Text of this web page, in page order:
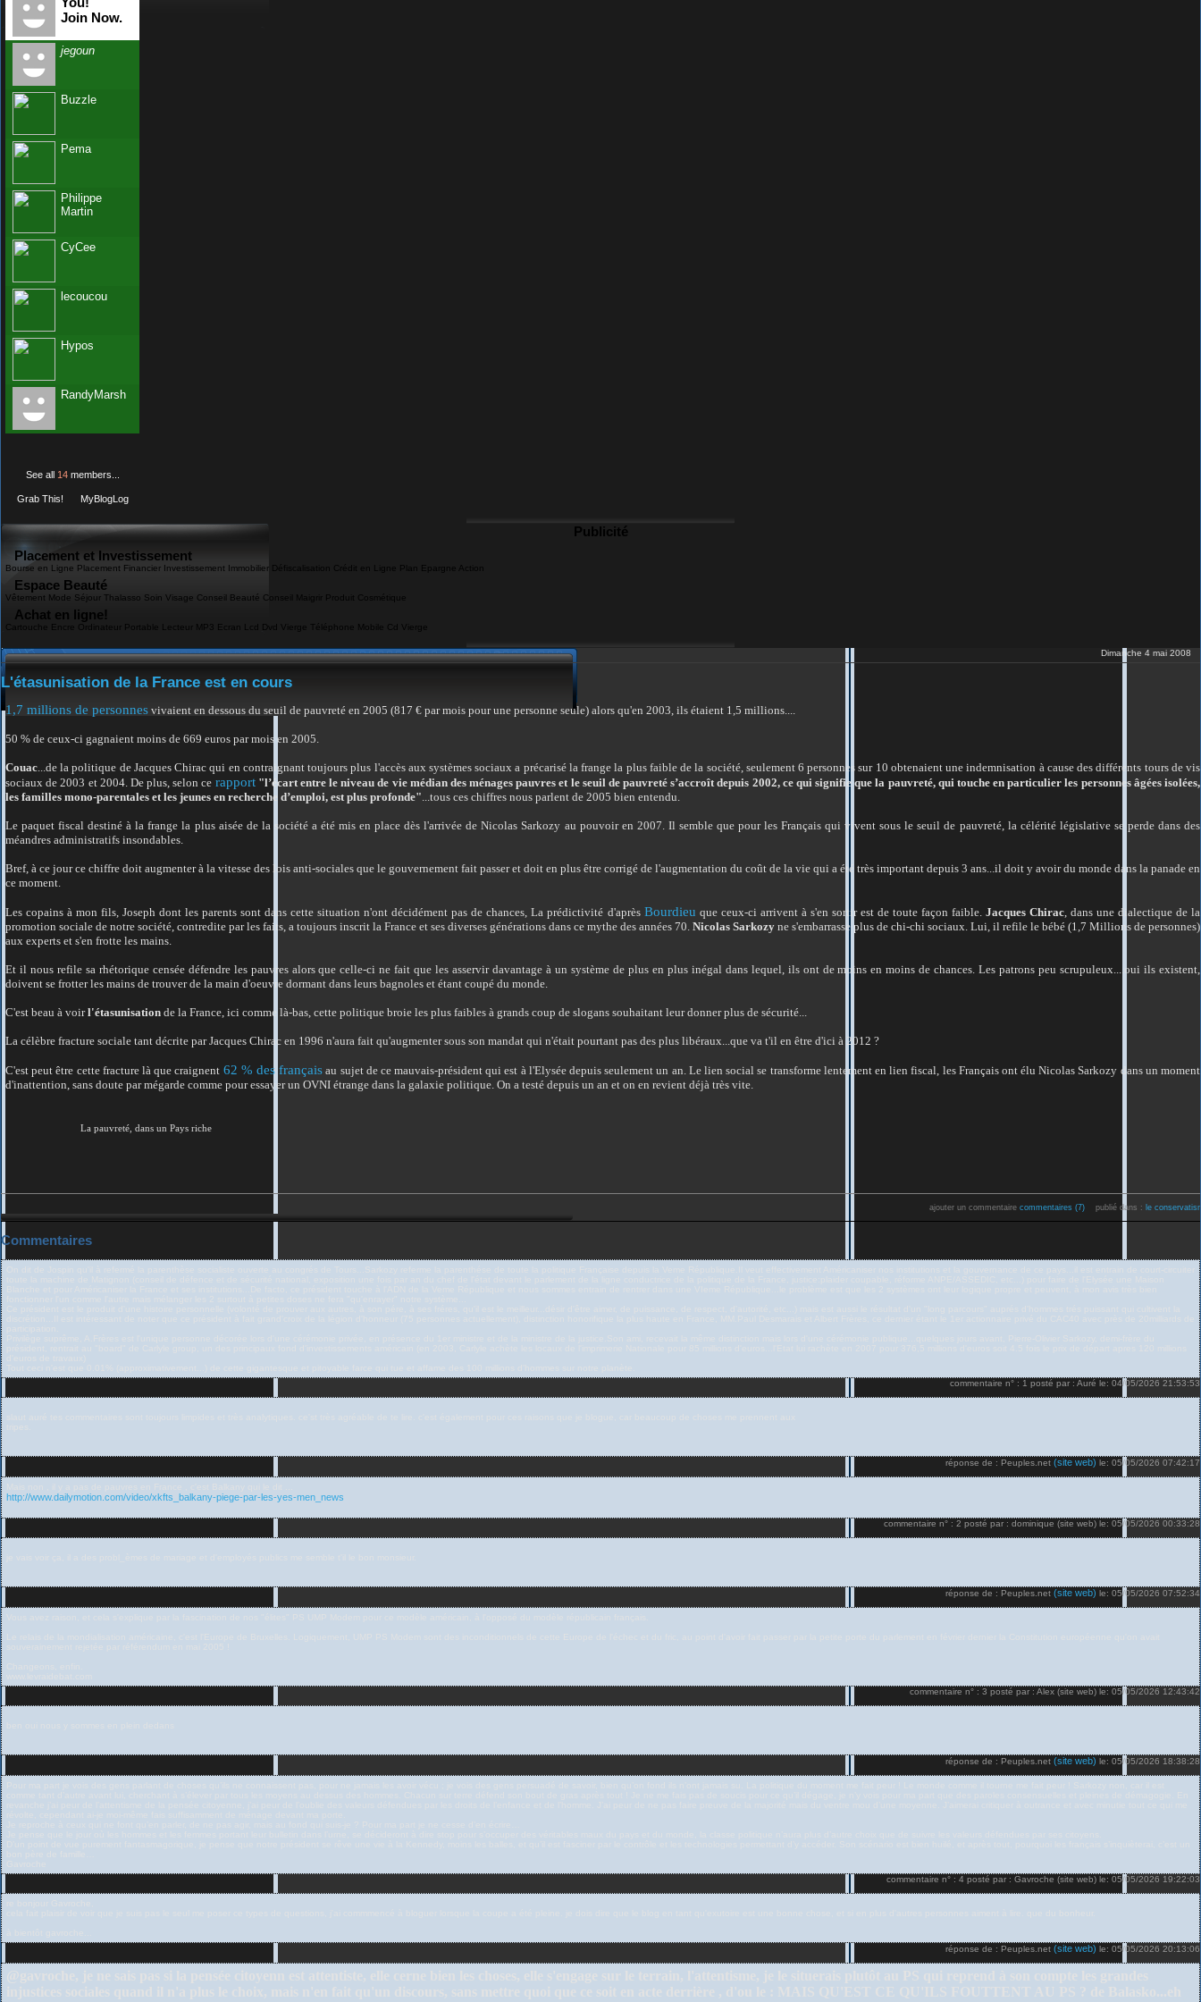
Join Now.
jegoun
Buzzle
Pema
Philippe
Martin
CyCee
lecoucou
Hypos
RandyMarsh
See all 14members...
Grab This! MyBlogLog
Publicité
Placement et Investissement
Bourse en Ligne Placement Financier Investissement Immobilier Défiscalisation Crédit en Ligne Plan Epargne Action
Espace Beauté
Vêtement Mode Séjour Thalasso Soin Visage Conseil Beauté Conseil Maigrir Produit Cosmétique
Achat en ligne!
Cartouche Encre Ordinateur Portable Lecteur MP3 Ecran Lcd Dvd Vierge Téléphone Mobile Cd Vierge
Dimanche 4 mai 2008
L'étasunisation de la France est en cours
1,7 millions de personnes vivaient en dessous du seuil de pauvreté en 2005 (817 € par mois pour une personne seule) alors qu'en 2003, ils étaient 1,5 millions....
50 % de ceux-ci gagnaient moins de 669 euros par mois en 2005.
Couac ...de la politique de Jacques Chirac qui en contraignant toujours plus l'accès aux systèmes sociaux a précarisé la frange la plus faible de la société, seulement 6 personnes sur 10 obtenaient une indemnisation à cause des différents tours de vis
sociaux de 2003 et 2004. De plus, selon ce rapport "l’écart entre le niveau de vie médian des ménages pauvres et le seuil de pauvreté s’accroît depuis 2002, ce qui signifie que la pauvreté, qui touche en particulier les personnes âgées isolées,
les familles mono-parentales et les jeunes en recherche d’emploi, est plus profonde"
..tous ces chiffres nous parlent de 2005 bien entendu.
Le paquet fiscal destiné à la frange la plus aisée de la société a été mis en place dès l'arrivée de Nicolas Sarkozy au pouvoir en 2007. Il semble que pour les Français qui vivent sous le seuil de pauvreté, la célérité législative se perde dans des
méandres administratifs insondables.
Bref, à ce jour ce chiffre doit augmenter à la vitesse des lois anti-sociales que le gouvernement fait passer et doit en plus être corrigé de l'augmentation du coût de la vie qui a été très important depuis 3 ans...il doit y avoir du monde dans la panade en
ce moment.
Les copains à mon fils, Joseph dont les parents sont dans cette situation n'ont décidément pas de chances, La prédictivité d'après Bourdieu que ceux-ci arrivent à s'en sortir est de toute façon faible. Jacques Chirac, dans une dialectique de la
promotion sociale de notre société, contredite par les faits, a toujours inscrit la France et ses diverses générations dans ce mythe des années 70. Nicolas Sarkozy ne s'embarrasse plus de chi-chi sociaux. Lui, il refile le bébé (1,7 Millions de personnes)
aux experts et s'en frotte les mains.
Et il nous refile sa rhétorique censée défendre les pauvres alors que celle-ci ne fait que les asservir davantage à un système de plus en plus inégal dans lequel, ils ont de moins en moins de chances. Les patrons peu scrupuleux....oui ils existent,
doivent se frotter les mains de trouver de la main d'oeuvre dormant dans leurs bagnoles et étant coupé du monde.
C'est beau à voirl'étasunisation de la France, ici comme là-bas, cette politique broie les plus faibles à grands coup de slogans souhaitant leur donner plus de sécurité...
La célèbre fracture sociale tant décrite par Jacques Chirac en 1996 n'aura fait qu'augmenter sous son mandat qui n'était pourtant pas des plus libéraux...que va t'il en être d'ici à 2012 ?
C'est peut être cette fracture là que craignent 62 % des français au sujet de ce mauvais-président qui est à l'Elysée depuis seulement un an. Le lien social se transforme lentement en lien fiscal, les Français ont élu Nicolas Sarkozy dans un moment
d'inattention, sans doute par mégarde comme pour essayer un OVNI étrange dans la galaxie politique. On a testé depuis un an et on en revient déjà très vite.
La pauvreté, dans un Pays riche
ajouter un commentaire commentaires (7) publié dans : le
Commentaires
commentaire n° : 1 posté par : Auré le: 04/05/2026 21:53:53
réponse de : Peuples.net (site web) le: 05/05/2026 07:42:17
http://www.dailymotion.com/video/xkfts_balkany-piege-par-les-yes-men_news
commentaire n° : 2 posté par : dominique (site web) le: 05/05/2026 00:33:28
réponse de : Peuples.net (site web) le: 05/05/2026 07:52:34
commentaire n° : 3 posté par : Alex (site web) le: 05/05/2026 12:43:42
réponse de : Peuples.net (site web) le: 05/05/2026 18:38:28
commentaire n° : 4 posté par : Gavroche (site web) le: 05/05/2026 19:22:03
réponse de : Peuples.net (site web) le: 05/05/2026 20:13:06